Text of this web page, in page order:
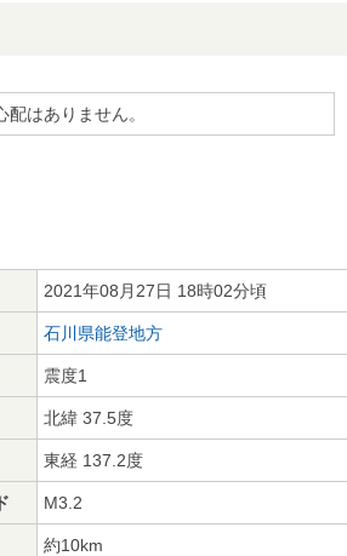
はありません。
2021年08月27日 18時02分頃
石川県能登地方
震度1
北緯 37.5度
東経 137.2度
M3.2
約10km